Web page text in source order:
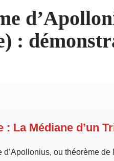
:
: La Médiane d’un
d’Apollonius, ou théorème